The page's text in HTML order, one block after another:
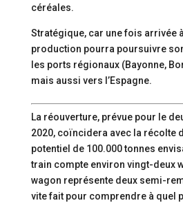
céréales.
Stratégique, car une fois arrivée
production pourra poursuivre
les ports régionaux (Bayonne,
mais aussi vers l’Espagne.
La réouverture, prévue pour le
2020, coïncidera avec la récolte
potentiel de 100.000 tonnes
train compte environ vingt-deux
wagon représente deux semi-
vite fait pour comprendre à quel